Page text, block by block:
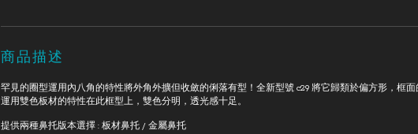
商品描述
罕見的圈型運用內八角的特性將外角外擴但收斂的俐落有型！全新型號 c29 將它歸類於偏方形，框
運用雙色板材的特性在此框型上，雙色分明，透光感十足。
提供兩種鼻托版本選擇 : 板材鼻托 / 金屬鼻托